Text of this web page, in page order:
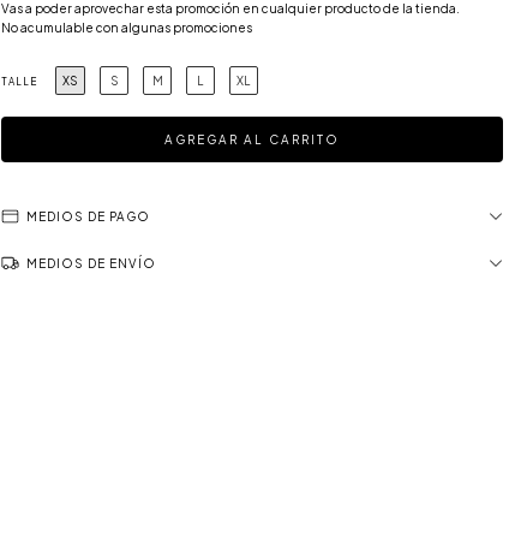
Vas a poder aprovechar esta promoción en cualquier producto de la tienda.
No acumulable con algunas promociones
TALLE XS S M L XL
MEDIOS DE PAGO
MEDIOS DE ENVÍO